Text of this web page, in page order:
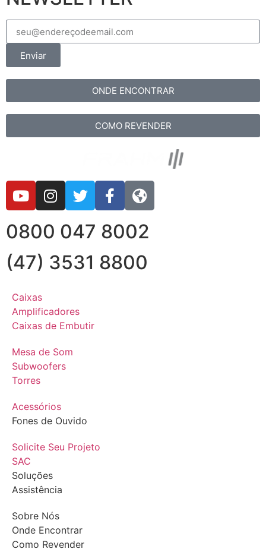
Enviar
ONDE ENCONTRAR
COMO REVENDER
0800 047 8002
(47) 3531 8800
Caixas
Amplificadores
Caixas de Embutir
Mesa de Som
Subwoofers
Torres
Acessórios
Fones de Ouvido
Solicite Seu Projeto
SAC
Soluções
Assistência
Sobre Nós
Onde Encontrar
Como Revender